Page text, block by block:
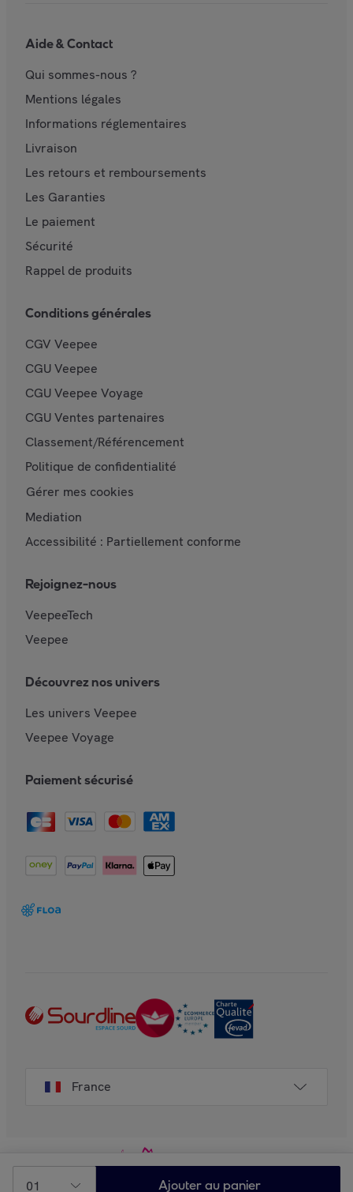
01 Ajouter au panier
Aide & Contact
Qui sommes-nous ?
Mentions légales
Informations réglementaires
Livraison
Les retours et remboursements
Les Garanties
Le paiement
Sécurité
Rappel de produits
Conditions générales
CGV Veepee
CGU Veepee
CGU Veepee Voyage
CGU Ventes partenaires
Classement/Référencement
Politique de confidentialité
Gérer mes cookies
Mediation
Accessibilité : Partiellement conforme
Rejoignez-nous
VeepeeTech
Veepee
Découvrez nos univers
Les univers Veepee
Veepee Voyage
Paiement sécurisé
France